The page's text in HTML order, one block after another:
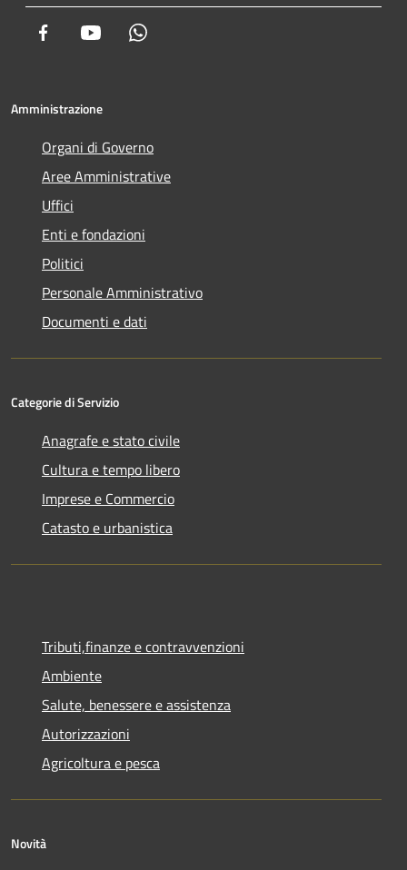
Facebook Youtube
Amministrazione
Organi di Governo
Aree Amministrative
Uffici
Enti e fondazioni
Politici
Personale Amministrativo
Documenti e dati
Categorie di Servizio
Anagrafe e stato civile
Cultura e tempo libero
Imprese e Commercio
Catasto e urbanistica
Tributi,finanze e contravvenzioni
Ambiente
Salute, benessere e assistenza
Autorizzazioni
Agricoltura e pesca
Novità